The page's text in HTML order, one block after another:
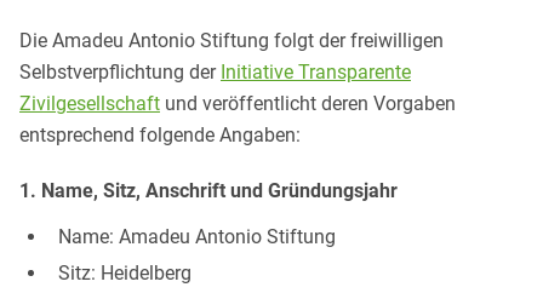
Die Amadeu Antonio Stiftung folgt der freiwilligen
Selbstverpflichtung der Initiative Transparente
Zivilgesellschaft und veröffentlicht deren Vorgaben
entsprechend folgende Angaben:
1. Name, Sitz, Anschrift und Gründungsjahr
Name: Amadeu Antonio Stiftung
Sitz: Heidelberg